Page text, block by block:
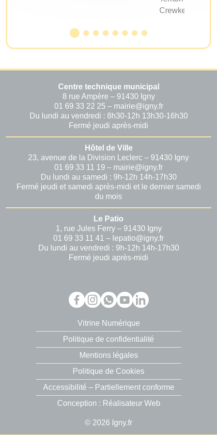
Crewkerne
Centre technique municipal
8 rue Ampère – 91430 Igny
01 69 33 22 25 – mairie@igny.fr
Du lundi au vendredi : 8h30-12h 13h30-16h30
Fermé jeudi après-midi
Hôtel de Ville
23, avenue de la Division Leclerc – 91430 Igny
01 69 33 11 19 – mairie@igny.fr
Du lundi au samedi : 9h-12h 14h-17h30
Fermé jeudi et samedi après-midi et le dernier samedi
du mois
Le Patio
1, rue Jules Ferry – 91430 Igny
01 69 33 11 41 – lepatio@igny.fr
Du lundi au vendredi : 9h-12h 14h-17h30
Fermé jeudi après-midi
Vitrine Numérique
Politique de confidentialité
Mentions légales
Politique de Cookies
Accessibilité – Partiellement conforme
Conception : Réalisateur Web
© 2026 Igny.fr